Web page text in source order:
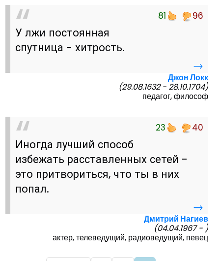
81 96
У лжи постоянная
спутница - хитрость.
→
Джон Локк
(29.08.1632 - 28.10.1704)
педагог, философ
23 40
Иногда лучший способ
избежать расставленных сетей -
это притвориться, что ты в них
попал.
→
Дмитрий Нагиев
(04.04.1967 - )
актер, телеведущий, радиоведущий, певец